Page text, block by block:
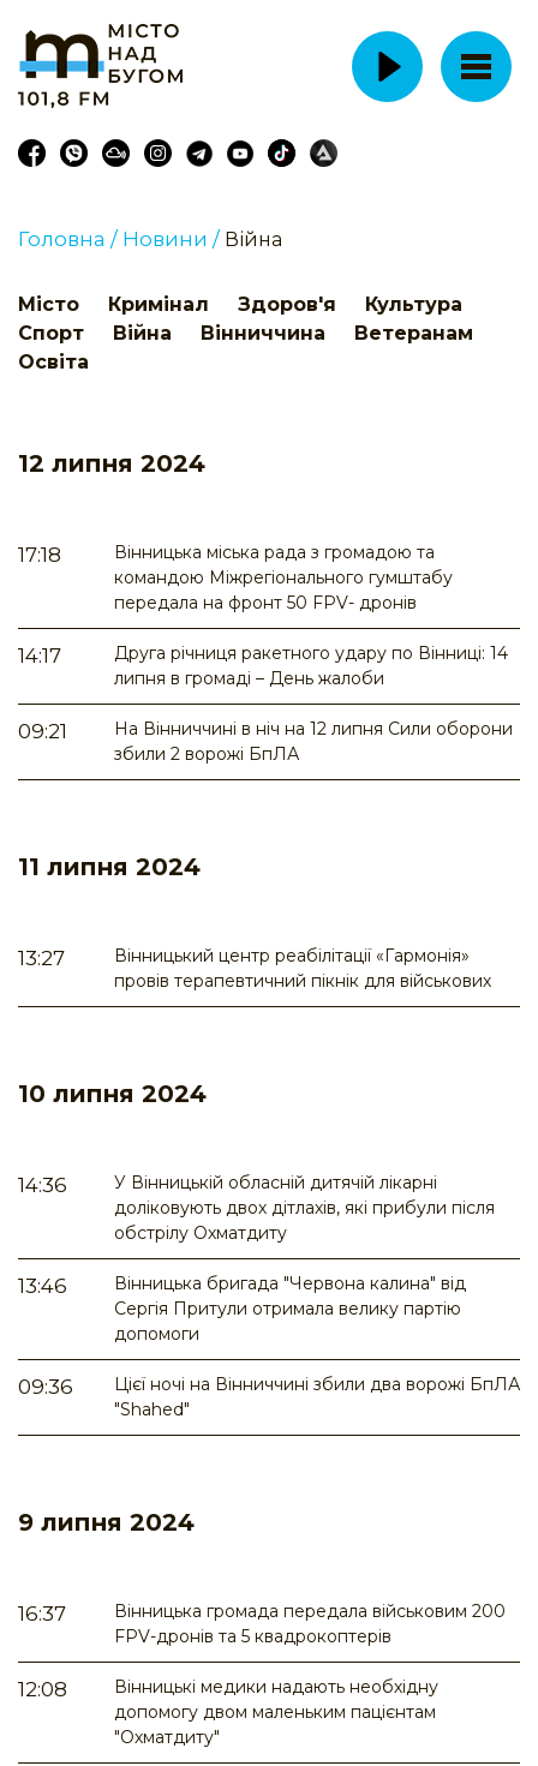
Головна / Новини / Війна
Місто Кримінал Здоров'я
Культура
Спорт
Війна Вінниччина
Ветеранам
Освіта
12 липня 2024
17:18
Вінницька міська рада з громадою та
командою Міжрегіонального гумштабу
передала на фронт 50 FPV- дронів
14:17
Друга річниця ракетного удару по Вінниці: 14
липня в громаді – День жалоби
09:21
На Вінниччині в ніч на 12 липня Сили оборони
збили 2 ворожі БпЛА
11 липня 2024
13:27
Вінницький центр реабілітації «Гармонія»
провів терапевтичний пікнік для військових
10 липня 2024
14:36
У Вінницькій обласній дитячій лікарні
доліковують двох дітлахів, які прибули після
обстрілу Охматдиту
13:46
Вінницька бригада "Червона калина" від
Сергія Притули отримала велику партію
допомоги
09:36
Цієї ночі на Вінниччині збили два ворожі БпЛА
"Shahed"
9 липня 2024
16:37
Вінницька громада передала військовим 200
FPV-дронів та 5 квадрокоптерів
12:08
Вінницькі медики надають необхідну
допомогу двом маленьким пацієнтам
"Охматдиту"